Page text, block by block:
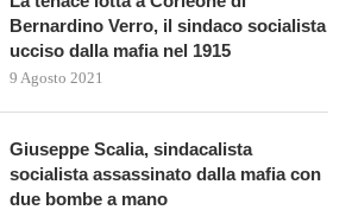
Bernardino Verro, il sindaco socialista
ucciso dalla mafia nel 1915
9 Agosto 2021
Giuseppe Scalia, sindacalista
socialista assassinato dalla mafia con
due bombe a mano